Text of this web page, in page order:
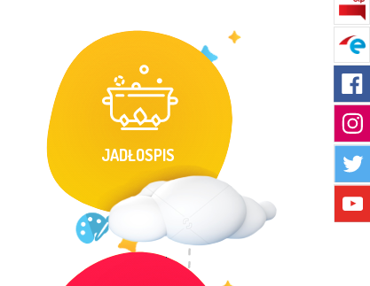
JADŁOSPIS